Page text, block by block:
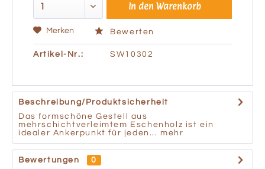
In den Warenkorb
Merken Bewerten
Artikel-Nr.: SW10302
Beschreibung/Produktsicherheit
Das formschöne Gestell aus
mehrschichtverleimtem Eschenholz ist ein
idealer Ankerpunkt für jeden... mehr
Bewertungen
0